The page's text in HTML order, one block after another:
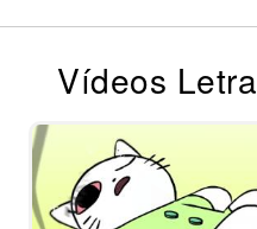
Vídeos Letra